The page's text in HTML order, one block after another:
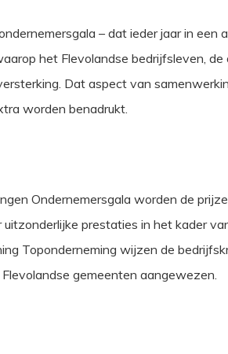
– dat ieder jaar in
het Flevolandse bedrijfsleven,
Dat aspect van
worden benadrukt.
Ondernemersgala worden de
uitzonderlijke prestaties in het kader
Toponderneming wijzen de
gemeenten aangewezen.